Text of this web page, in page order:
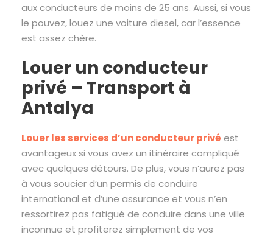
aux conducteurs de moins de 25 ans. Aussi, si vous
le pouvez, louez une voiture diesel, car l’essence
est assez chère.
Louer un conducteur
privé – Transport à
Antalya
Louer les services d’un conducteur privé est
avantageux si vous avez un itinéraire compliqué
avec quelques détours. De plus, vous n’aurez pas
à vous soucier d’un permis de conduire
international et d’une assurance et vous n’en
ressortirez pas fatigué de conduire dans une ville
inconnue et profiterez simplement de vos